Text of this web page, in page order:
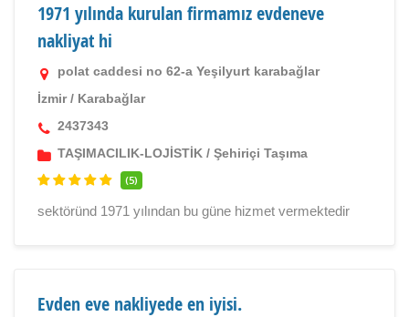
1971 yılında kurulan firmamız evdeneve
nakliyat hi
polat caddesi no 62-a Yeşilyurt karabağlar
İzmir/ Karabağlar
2437343
TAŞIMACILIK-LOJİSTİK / Şehiriçi Taşıma
(5)
sektöründ 1971 yılından bu güne hizmet vermektedir
Evden eve nakliyede en iyisi.